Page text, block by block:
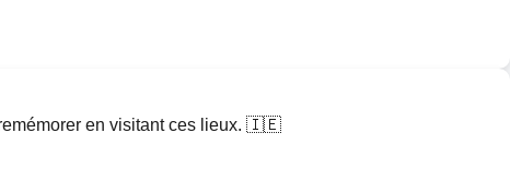
en visitant ces lieux. 🇮🇪